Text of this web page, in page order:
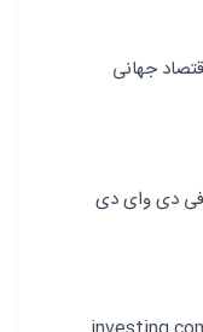
جهانی
دی وای دی